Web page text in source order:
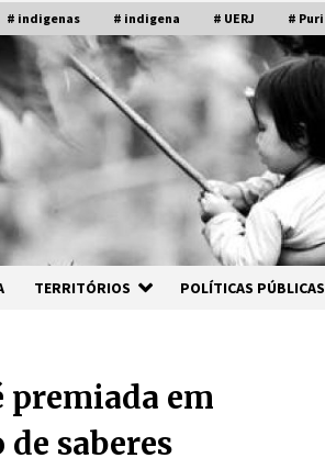
# indigenas # indigena # UERJ # Puri
TERRITÓRIOS POLÍTICAS PÚBLICAS
premiada em
saberes